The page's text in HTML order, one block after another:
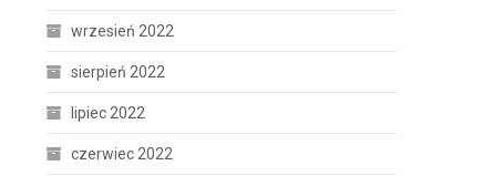
wrzesień 2022
sierpień 2022
lipiec 2022
czerwiec 2022